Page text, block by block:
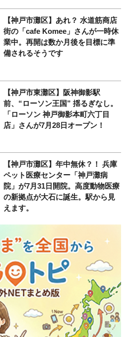
【神戸市灘区】あれ？ 水道筋商店
街の「cafe Komee」さんが一時休
業中。再開は数か月後を目標に準
備されるそうです
【神戸市東灘区】阪神御影駅
前、“ローソン王国” 揺るぎなし。
「ローソン 神戸御影本町六丁目
店」さんが7月28日オープン！
【神戸市灘区】年中無休？！ 兵庫
ペット医療センター「神戸灘病
院」が7月31日開院。高度動物医療
の新拠点が大石に誕生。駅から見
えます。